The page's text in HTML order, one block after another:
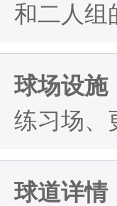
和二人组
球场设施
练习场、
球道详情